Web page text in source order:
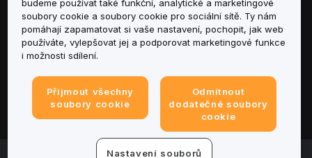
Služby
podpora
Právní informace
© 2025-2026 Bybit.eu. All rights reserved.
budeme používat také funkční, analytické a marketingové
soubory cookie a soubory cookie pro sociální sítě. Ty nám
pomáhají zapamatovat si vaše nastavení, pochopit, jak web
používáte, vylepšovat jej a podporovat marketingové funkce
i možnosti sdílení.
Přijmout všechny
soubory cookie
Odmítnout
dodatečné soubory
cookie
Nastavení souborů